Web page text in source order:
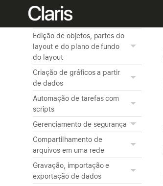
Criação e gerenciamento de
layouts e relatórios
Edição de objetos, partes do
layout e do plano de fundo
do layout
Criação de gráficos a partir
de dados
Automação de tarefas com
scripts
Gerenciamento de segurança
Compartilhamento de
arquivos em uma rede
Gravação, importação e
exportação de dados